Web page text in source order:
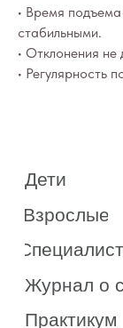
• Время
стабильными.
• Отклонения
• Регулярность